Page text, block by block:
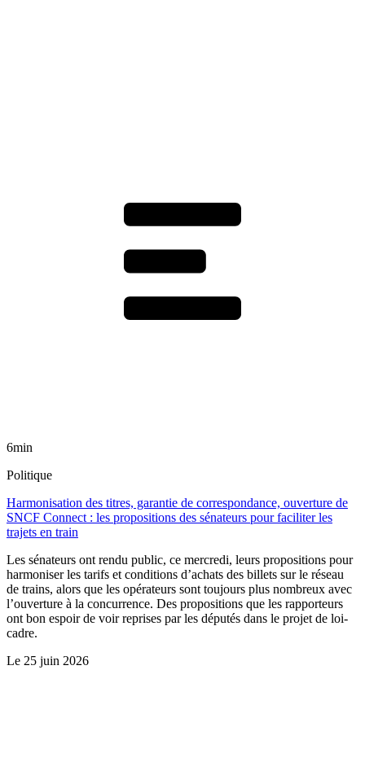
6min
Politique
Harmonisation des titres, garantie de correspondance, ouverture de
SNCF Connect : les propositions des sénateurs pour faciliter les
trajets en train
Les sénateurs ont rendu public, ce mercredi, leurs propositions pour
harmoniser les tarifs et conditions d’achats des billets sur le réseau
de trains, alors que les opérateurs sont toujours plus nombreux avec
l’ouverture à la concurrence. Des propositions que les rapporteurs
ont bon espoir de voir reprises par les députés dans le projet de loi-
cadre.
Le 25 juin 2026